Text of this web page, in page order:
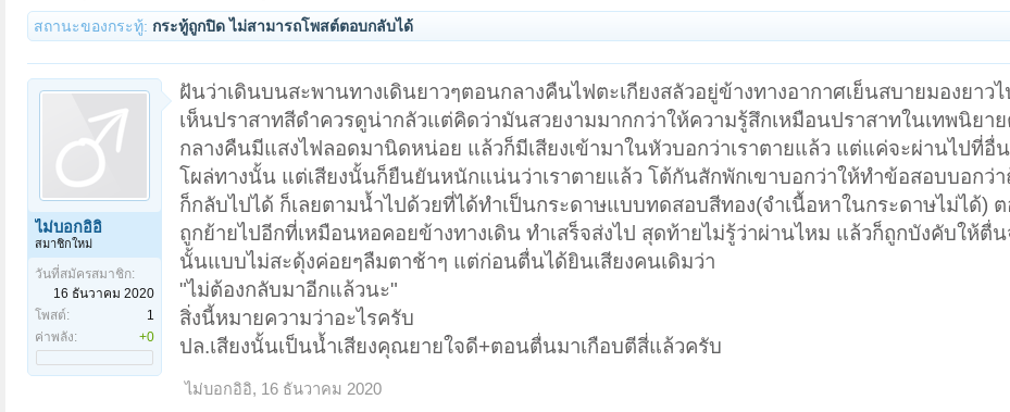
สถานะของกระทู้: กระทู้ถูกปิด ไม่สามารถโพสต์ตอบกลับได้
ไม่บอกอิอิ
สมาชิกใหม่
วันที่สมัครสมาชิก:
16 ธันวาคม 2020
โพสต์:
1
ค่าพลัง:
+0
ฝันว่าเดินบนสะพานทางเดินยาวๆตอนกลางคืนไฟตะเกียงสลัวอยู่ข้างทางอากาศเย็นสบายมองยาวไ
เห็นปราสาทสีดำควรดูน่ากลัวแต่คิดว่ามันสวยงามมากกว่าให้ความรู้สึกเหมือนปราสาทในเทพนิยา
กลางคืนมีแสงไฟลอดมานิดหน่อย แล้วก็มีเสียงเข้ามาในหัวบอกว่าเราตายแล้ว แต่แค่จะผ่านไปที่อื่
โผล่ทางนั้น แต่เสียงนั้นก็ยืนยันหนักแน่นว่าเราตายแล้ว โต้กันสักพักเขาบอกว่าให้ทำข้อสอบบอกว่
ก็กลับไปได้ ก็เลยตามน้ำไปด้วยที่ได้ทำเป็นกระดาษแบบทดสอบสีทอง(จำเนื้อหาในกระดาษไม่ได้)
ถูกย้ายไปอีกที่เหมือนหอคอยข้างทางเดิน ทำเสร็จส่งไป สุดท้ายไม่รู้ว่าผ่านไหม แล้วก็ถูกบังคับให้ตื่
นั้นแบบไม่สะดุ้งค่อยๆลืมตาช้าๆ แต่ก่อนตื่นได้ยินเสียงคนเดิมว่า
"ไม่ต้องกลับมาอีกแล้วนะ"
สิ่งนี้หมายความว่าอะไรครับ
ปล.เสียงนั้นเป็นน้ำเสียงคุณยายใจดี+ตอนตื่นมาเกือบตีสี่แล้วครับ
ไม่บอกอิอิ, 16 ธันวาคม 2020